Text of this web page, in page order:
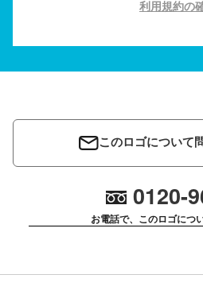
利用規約の
このロゴについて
0120-
お電話で、このロゴにつ